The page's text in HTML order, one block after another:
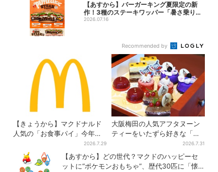
【あすから】バーガーキング夏限定の新
作！3種のステーキワッパー「暑さ乗り切
れそう...
2026.07.16
Recommended by
【きょうから】マクドナルド
人気の「お食事パイ」今年も
登場、熱々とろ～り夏限定メ
ニュー
2026.7.29
大阪梅田の人気アフタヌーン
ティーをいたずら好きな「リ
トルミイ」がジャック！「ム
ーミン」たちとバカンスへ
2026.7.31
【あすから】どの世代？マクドのハッピーセ
ットに“ポケモンおもちゃ”、歴代30匹に「懐